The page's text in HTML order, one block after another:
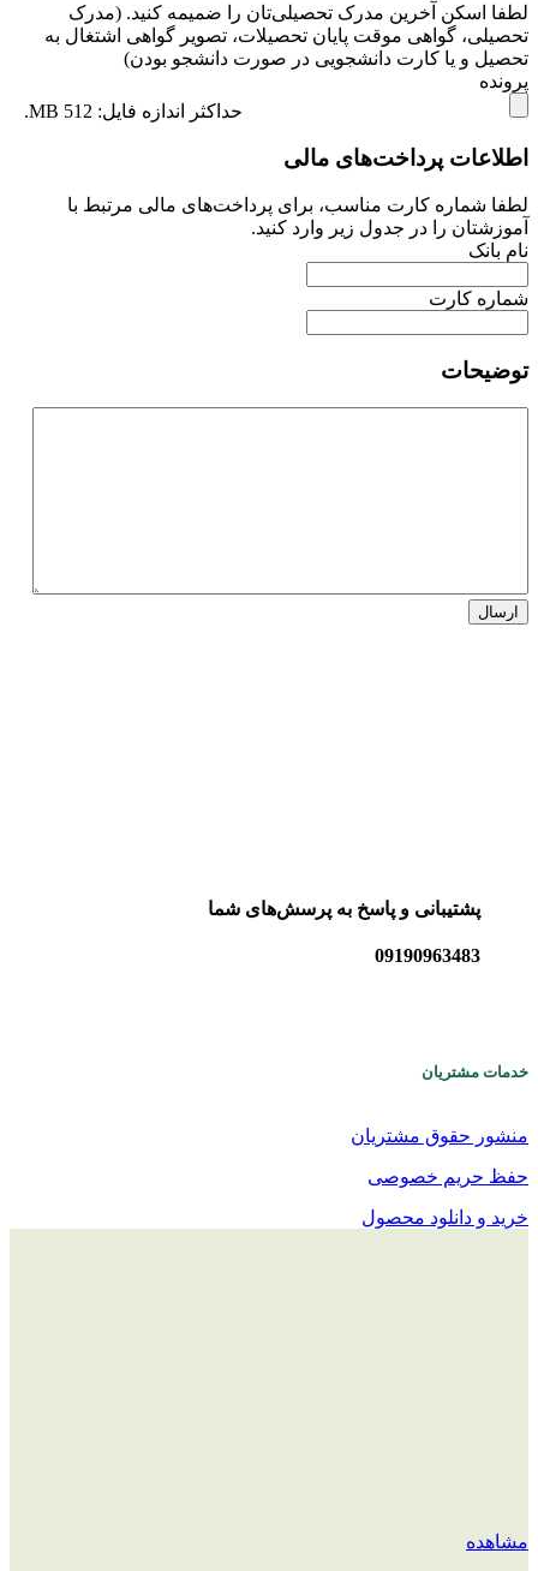
لطفا اسکن آخرین مدرک تحصیلی‌تان را ضمیمه کنید. (مدرک
تحصیلی، گواهی موقت پایان تحصیلات، تصویر گواهی اشتغال به
تحصیل و یا کارت دانشجویی در صورت دانشجو بودن)
پرونده
حداکثر اندازه فایل: 512 MB.
اطلاعات پرداخت‌های مالی
لطفا شماره کارت مناسب، برای پرداخت‌های مالی مرتبط با
آموزشتان را در جدول زیر وارد کنید.
نام بانک
شماره کارت
توضیحات
پشتیبانی و پاسخ به پرسش‌های شما
09190963483
خدمات مشتریان
منشور حقوق مشتریان
حفظ حریم خصوصی
خرید و دانلود محصول
مشاهده